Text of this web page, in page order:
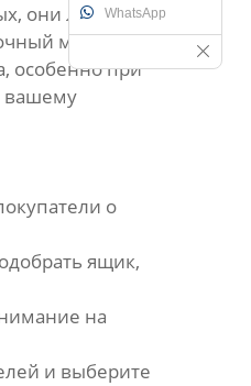
WhatsApp
они легкие.
материал,
особенно при
вашему
о
ящик,
на
и выберите